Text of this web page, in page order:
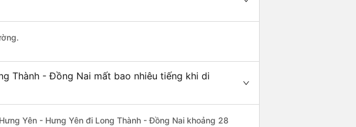
Thành - Đồng Nai mất bao nhiêu tiếng khi di
Yên - Hưng Yên đi Long Thành - Đồng Nai khoảng 28